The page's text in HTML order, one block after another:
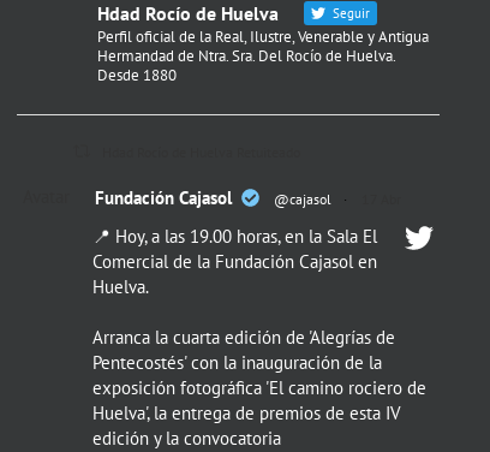
Hdad Rocío de Huelva Seguir
Perfil oficial de la Real, Ilustre, Venerable y Antigua
Hermandad de Ntra. Sra. Del Rocío de Huelva.
Desde 1880
Fundación Cajasol @cajasol ·
📍 Hoy, a las 19.00 horas, en la Sala El
Comercial de la Fundación Cajasol en
Huelva.
Arranca la cuarta edición de 'Alegrías de
Pentecostés' con la inauguración de la
exposición fotográfica 'El camino rociero de
Huelva', la entrega de premios de esta IV
edición y la convocatoria